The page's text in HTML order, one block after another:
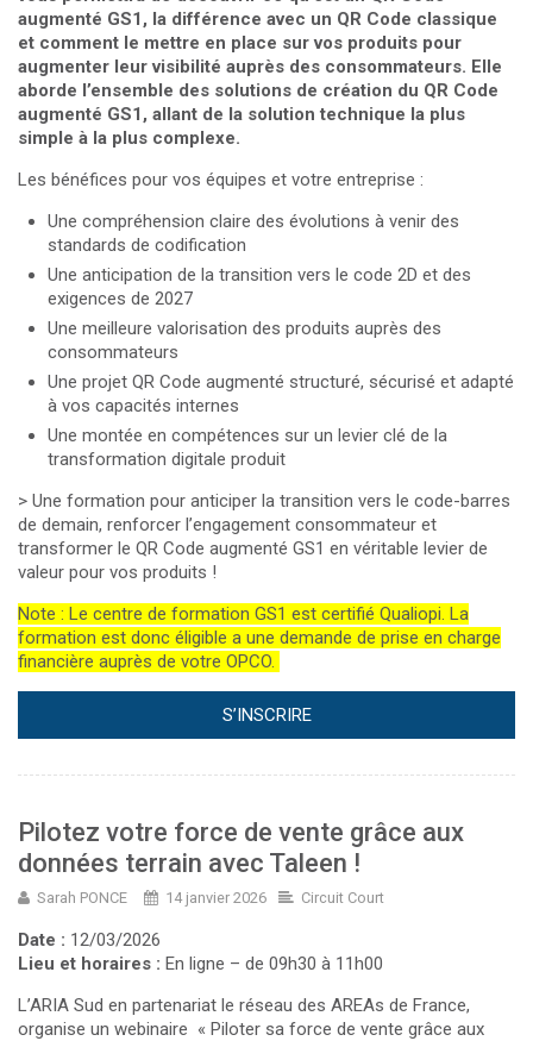
augmenté GS1, la différence avec un QR Code classique
et comment le mettre en place sur vos produits pour
augmenter leur visibilité auprès des consommateurs. Elle
aborde l’ensemble des solutions de création du QR Code
augmenté GS1, allant de la solution technique la plus
simple à la plus complexe.
Les bénéfices pour vos équipes et votre entreprise :
Une compréhension claire des évolutions à venir des
standards de codification
Une anticipation de la transition vers le code 2D et des
exigences de 2027
Une meilleure valorisation des produits auprès des
consommateurs
Une projet QR Code augmenté structuré, sécurisé et adapté
à vos capacités internes
Une montée en compétences sur un levier clé de la
transformation digitale produit
> Une formation pour anticiper la transition vers le code-barres
de demain, renforcer l’engagement consommateur et
transformer le QR Code augmenté GS1 en véritable levier de
valeur pour vos produits !
Note : Le centre de formation GS1 est certifié Qualiopi. La
formation est donc éligible a une demande de prise en charge
financière auprès de votre OPCO.
S’INSCRIRE
Pilotez votre force de vente grâce aux
données terrain avec Taleen !
Sarah PONCE 14 janvier 2026 Circuit Court
Date : 12/03/2026
Lieu et horaires : En ligne – de 09h30 à 11h00
L’ARIA Sud en partenariat le réseau des AREAs de France,
organise un webinaire « Piloter sa force de vente grâce aux